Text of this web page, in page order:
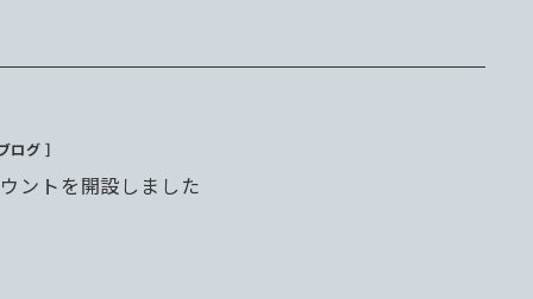
ログ ］
ントを開設しました